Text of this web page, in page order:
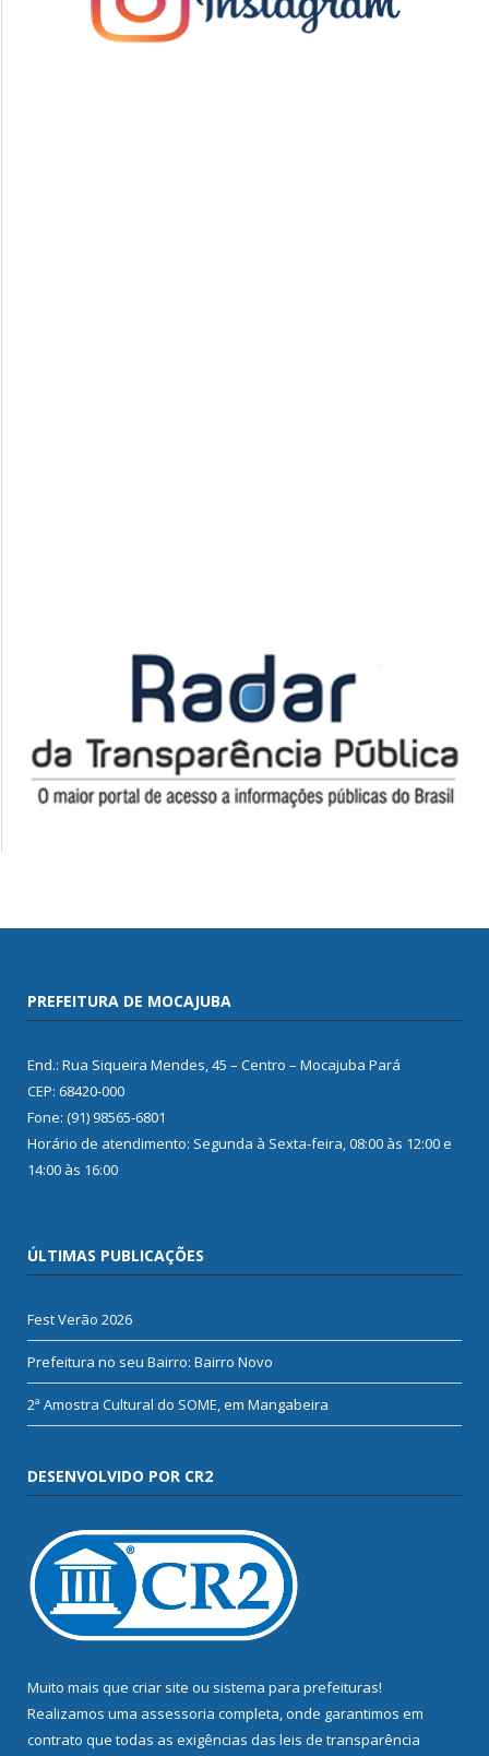
PREFEITURA DE MOCAJUBA
End.: Rua Siqueira Mendes, 45 – Centro – Mocajuba Pará
CEP: 68420-000
Fone: (91) 98565-6801
Horário de atendimento: Segunda à Sexta-feira, 08:00 às 12:00 e
14:00 às 16:00
ÚLTIMAS PUBLICAÇÕES
Fest Verão 2026
Prefeitura no seu Bairro: Bairro Novo
2ª Amostra Cultural do SOME, em Mangabeira
DESENVOLVIDO POR CR2
Muito mais que criar site ou sistema para prefeituras!
Realizamos uma assessoria completa, onde garantimos em
contrato que todas as exigências das leis de transparência